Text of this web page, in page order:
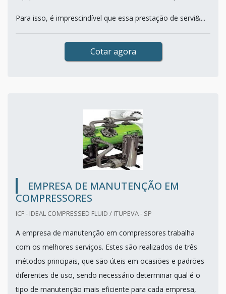
Para isso, é imprescindível que essa prestação de servi&...
Cotar agora
EMPRESA DE MANUTENÇÃO EM
COMPRESSORES
ICF - IDEAL COMPRESSED FLUID / ITUPEVA - SP
A empresa de manutenção em compressores trabalha
com os melhores serviços. Estes são realizados de três
métodos principais, que são úteis em ocasiões e padrões
diferentes de uso, sendo necessário determinar qual é o
tipo de manutenção mais eficiente para cada empresa,